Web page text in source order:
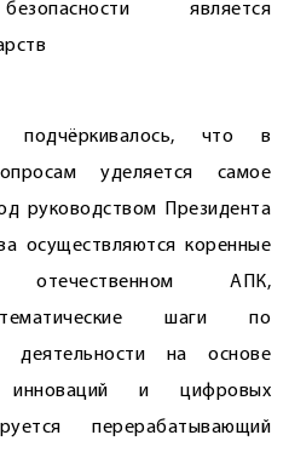
является
что в
уделяется самое
руководством Президента
осуществляются коренные
отечественном АПК,
шаги по
деятельности на основе
инноваций и цифровых
перерабатывающий